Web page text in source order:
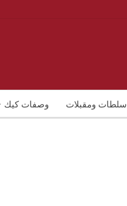
سلطات ومقبلات وصفات كيك